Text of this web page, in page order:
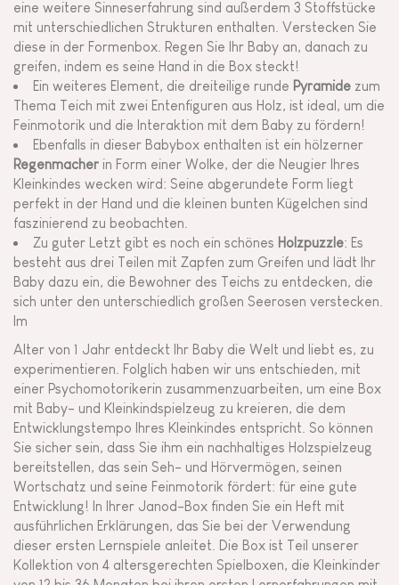
eine weitere Sinneserfahrung sind außerdem 3 Stoffstücke
mit unterschiedlichen Strukturen enthalten. Verstecken Sie
diese in der Formenbox. Regen Sie Ihr Baby an, danach zu
greifen, indem es seine Hand in die Box steckt!
Ein weiteres Element, die dreiteilige runde Pyramide zum
Thema Teich mit zwei Entenfiguren aus Holz, ist ideal, um die
Feinmotorik und die Interaktion mit dem Baby zu fördern!
Ebenfalls in dieser Babybox enthalten ist ein hölzerner
Regenmacher in Form einer Wolke, der die Neugier Ihres
Kleinkindes wecken wird: Seine abgerundete Form liegt
perfekt in der Hand und die kleinen bunten Kügelchen sind
faszinierend zu beobachten.
Zu guter Letzt gibt es noch ein schönes Holzpuzzle: Es
besteht aus drei Teilen mit Zapfen zum Greifen und lädt Ihr
Baby dazu ein, die Bewohner des Teichs zu entdecken, die
sich unter den unterschiedlich großen Seerosen verstecken.
Im
Alter von 1 Jahr entdeckt Ihr Baby die Welt und liebt es, zu
experimentieren. Folglich haben wir uns entschieden, mit
einer Psychomotorikerin zusammenzuarbeiten, um eine Box
mit Baby- und Kleinkindspielzeug zu kreieren, die dem
Entwicklungstempo Ihres Kleinkindes entspricht. So können
Sie sicher sein, dass Sie ihm ein nachhaltiges Holzspielzeug
bereitstellen, das sein Seh- und Hörvermögen, seinen
Wortschatz und seine Feinmotorik fördert: für eine gute
Entwicklung! In Ihrer Janod-Box finden Sie ein Heft mit
ausführlichen Erklärungen, das Sie bei der Verwendung
dieser ersten Lernspiele anleitet. Die Box ist Teil unserer
Kollektion von 4 altersgerechten Spielboxen, die Kleinkinder